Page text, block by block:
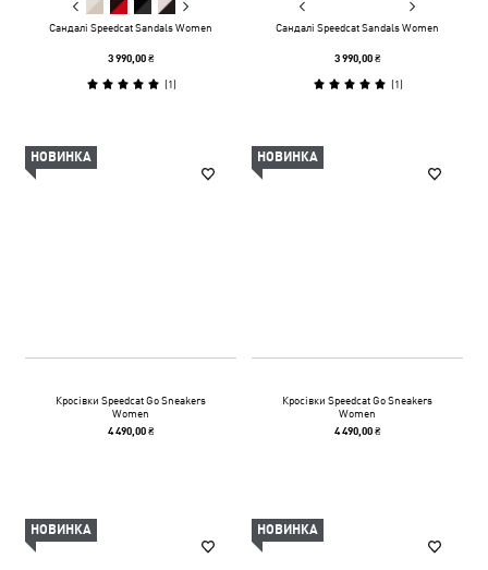
Сандалі Speedcat Sandals Women
3 990,00 ₴
(1)
Сандалі Speedcat Sandals Women
3 990,00 ₴
(1)
НОВИНКА
Кросівки Speedcat Go Sneakers
Women
4 490,00 ₴
НОВИНКА
Кросівки Speedcat Go Sneakers
Women
4 490,00 ₴
НОВИНКА НОВИНКА